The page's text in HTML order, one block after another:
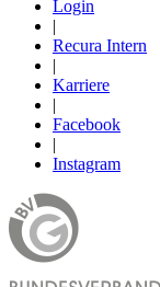
Login
|
Recura Intern
|
Karriere
|
Facebook
|
Instagram